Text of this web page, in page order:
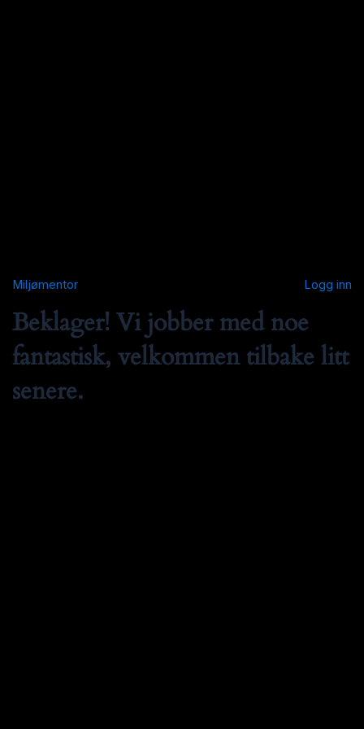
Miljømentor Logg inn
Beklager! Vi jobber med noe
fantastisk, velkommen tilbake litt
senere.